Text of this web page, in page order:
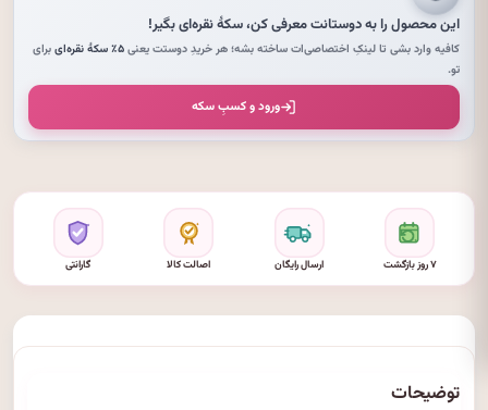
این محصول را به دوستانت معرفی کن،سکهٔ نقره‌ایبگیر!
کافیه وارد بشی تا لینکِ اختصاصی‌ات ساخته بشه؛ هر خریدِ دوستت یعنی۵٪ سکهٔ نقره‌ای
برای
تو.
ورود و کسبِ سکه
۷ روز بازگشت ارسال رایگان اصالت کالا گارانتی
توضیحات